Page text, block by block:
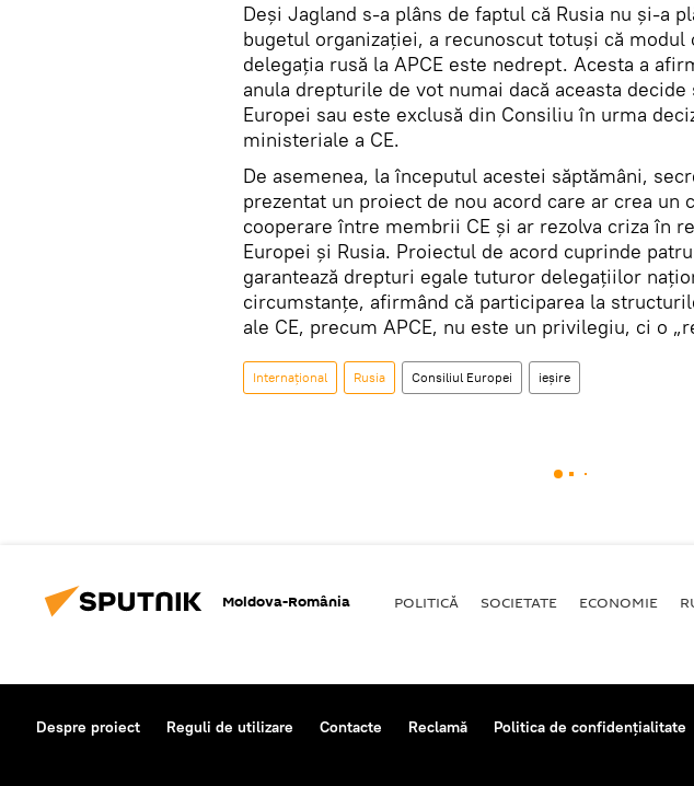
Deși Jagland s-a plâns de faptul că Rusia nu și-a
bugetul organizației, a recunoscut totuşi că modul
delegația rusă la APCE este nedrept. Acesta a
anula drepturile de vot numai dacă aceasta
Europei sau este exclusă din Consiliu în urma
ministeriale a CE.
De asemenea, la începutul acestei săptămâni,
prezentat un proiect de nou acord care ar crea un
cooperare între membrii CE și ar rezolva criza în
Europei și Rusia. Proiectul de acord cuprinde
garantează drepturi egale tuturor delegațiilor
circumstanțe, afirmând că participarea la
ale CE, precum APCE, nu este un privilegiu, ci o
Internaţional Rusia Consiliul Europei ieșire
Moldova-România POLITICĂ SOCIETATE ECONOMIE
Despre proiect Reguli de utilizare Contacte Reclamă Politica de confidențialitate